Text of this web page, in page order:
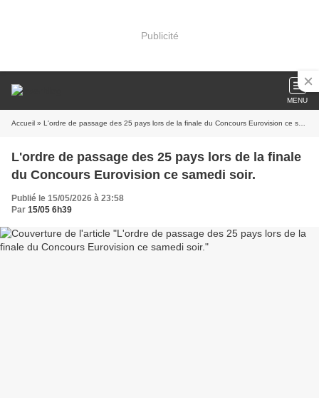
Publicité
MENU
Accueil » L'ordre de passage des 25 pays lors de la finale du Concours Eurovision ce samedi soir.
L'ordre de passage des 25 pays lors de la finale
du Concours Eurovision ce samedi soir.
Publié le 15/05/2026 à 23:58
Par 15/05 6h39